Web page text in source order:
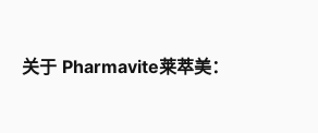
关于 Pharmavite莱萃美：